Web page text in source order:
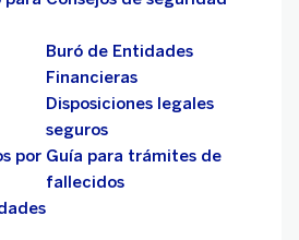
Buró de Entidades
Financieras
Disposiciones legales
seguros
por Guía para trámites de
fallecidos